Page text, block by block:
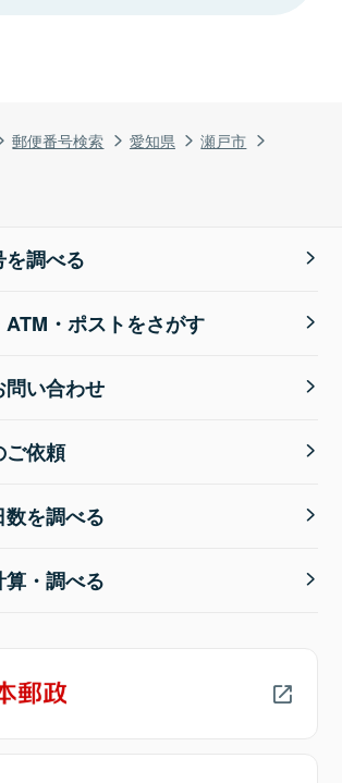
郵便番号検索 愛知県
瀬戸市
調べる
ATM・ポストをさがす
問い合わせ
ご依頼
数を調べる
・調べる